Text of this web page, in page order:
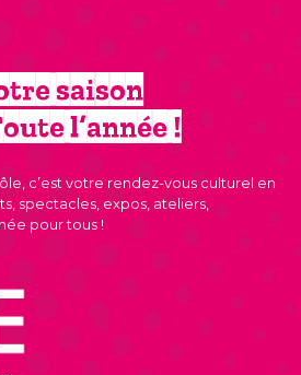
saison
l’année !
c’est votre rendez-vous culturel en
spectacles, expos, ateliers,
pour tous !